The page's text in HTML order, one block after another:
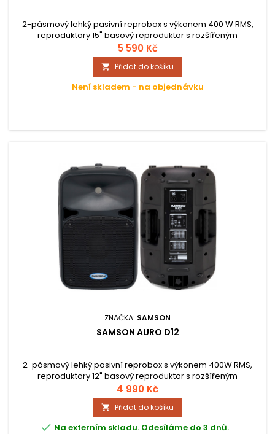
2-pásmový lehký pasivní reprobox s výkonem 400 W RMS,
reproduktory 15" basový reproduktor s rozšířeným
frekvenčním rozsahem + 34 mm tlakový driver s 1" hornou,
masivní box z polypropylenu, vstupy Speakon a Jack
konektory, otvor pro stojan, ergonomická madla, díky
zkosenému boxu možné též použít jako pódiový monitor.
5 590 Kč
 Přidat do košíku
Není skladem - na objednávku
ZNAČKA: SAMSON
SAMSON AURO D12
2-pásmový lehký pasivní reprobox s výkonem 400W RMS,
reproduktory 12" basový reproduktor s rozšířeným
frekvenčním rozsahem + 34 mm tlakový driver s 1" hornou,
masivní box z polypropylenu, vstupy Speakon a Jack
konektory, otvor pro stojan, ergonomická madla, díky
zkosenému boxu možné též použít jako podiový monitor
4 990 Kč
 Přidat do košíku
 Na externím skladu. Odesíláme do 3 dnů.